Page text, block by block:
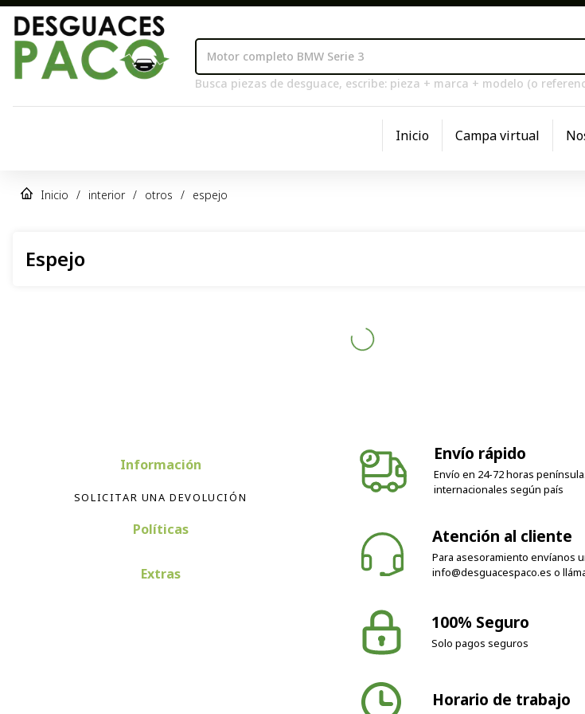
Busca piezas de desguace, escribe: pieza + marca + modelo (o
Inicio Campa virtual
Inicio / interior / otros / espejo
Espejo
Información
SOLICITAR UNA DEVOLUCIÓN
Políticas
Extras
Envío rápido
Envío en 24-72 horas
internacionales según país
Atención al cliente
Para asesoramiento envíanos
info@desguacespaco.es o
100% Seguro
Solo pagos seguros
Horario de trabajo